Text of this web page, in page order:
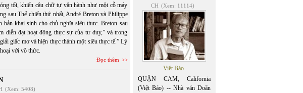
tối, khiến câu chữ tự vận hành như một cỗ máy
sau Thế chiến thứ nhất, André Breton và Philippe
khai sinh cho chủ nghĩa siêu thực. Breton sau
diễn đạt hoạt động thực sự của tư duy,” và trong
giấc mơ và hiện thực thành một siêu thực tế.” Lý
với vô thức.
Đọc thêm
(Xem: 5408)
CH (Xem: 11114)
Việt Báo
QUẬN CAM, California
(Việt Báo) -- Nhà văn Doãn